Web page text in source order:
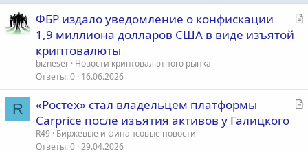
С
ФБР издало уведомление о конфискации
1,9 миллиона долларов США в виде изъятой
криптовалюты
bizneser Новости криптовалютного рынка
Ответы 0 16.06.2026
R
С
«Ростех» стал владельцем платформы
Carprice после изъятия активов у Галицкого
R49
Биржевые и финансовые новости
Ответы 0 29.04.2026